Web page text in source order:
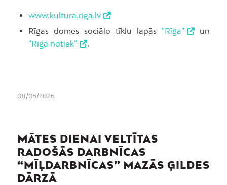
www.kultura.riga.lv
Rīgas domes sociālo tīklu lapās “Rīga”
un
“Rīgā notiek”
.
08/05/2026
MĀTES DIENAI VELTĪTAS
RADOŠĀS DARBNĪCAS
“MĪĻDARBNĪCAS” MAZĀS ĢILDES
DĀRZĀ